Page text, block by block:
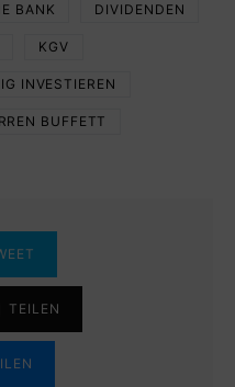
BANK DIVIDENDEN
KGV
INVESTIEREN
BUFFETT
TEILEN